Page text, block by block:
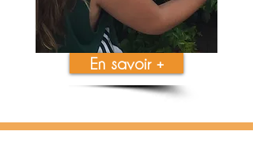
En savoir +